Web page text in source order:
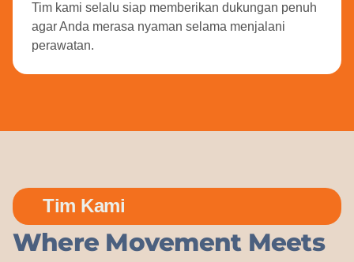
Tim kami selalu siap memberikan dukungan penuh
agar Anda merasa nyaman selama menjalani
perawatan.
Tim Kami
Where Movement Meets